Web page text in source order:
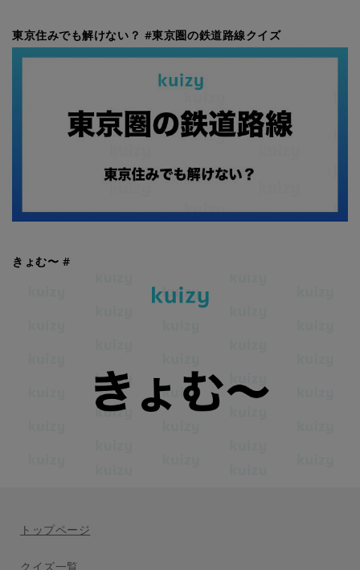
東京住みでも解けない？ #東京圏の鉄道路線クイズ
きょむ〜 #
トップページ
クイズ一覧